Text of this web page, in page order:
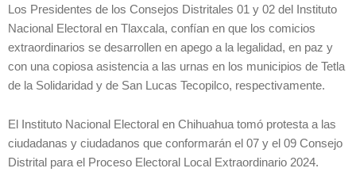
Los Presidentes de los Consejos Distritales 01 y 02 del Instituto
Nacional Electoral en Tlaxcala, confían en que los comicios
extraordinarios se desarrollen en apego a la legalidad, en paz y
con una copiosa asistencia a las urnas en los municipios de Tetla
de la Solidaridad y de San Lucas Tecopilco, respectivamente.
El Instituto Nacional Electoral en Chihuahua tomó protesta a las
ciudadanas y ciudadanos que conformarán el 07 y el 09 Consejo
Distrital para el Proceso Electoral Local Extraordinario 2024.